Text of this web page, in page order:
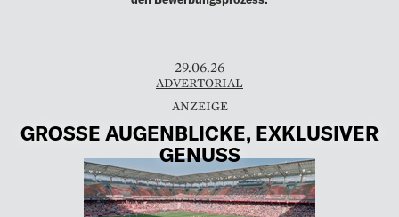
29.06.26
ADVERTORIAL
GROSSE AUGENBLICKE, EXKLUSIVER G
ENUSS